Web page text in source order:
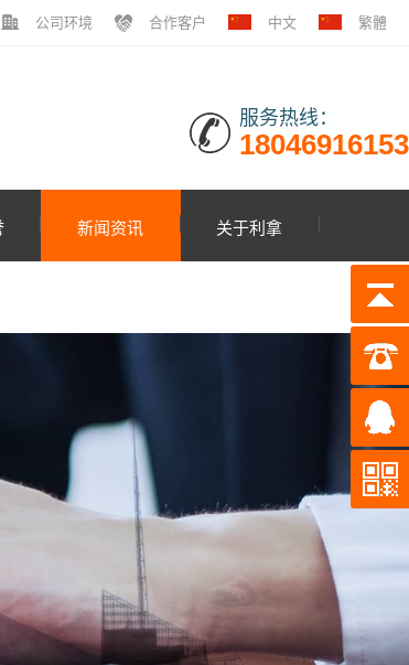
公司环境 合作客户 中文 繁體
服务热线：
18046916153
新闻资讯 关于利拿